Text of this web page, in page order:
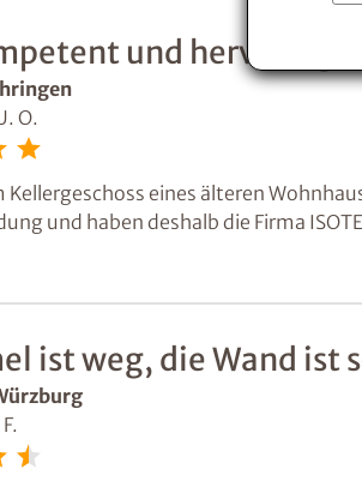
und
O.
Kellergeschoss eines älteren
und haben deshalb die Firma
eine Handlungsempfehlung
auf, der mit noch höherer
war geboten, da die Sanierung
wurde von Herrn Amler
der Rechnung entsprach. O.k.,
andererseits musste ein
ist weg, die Wand ist